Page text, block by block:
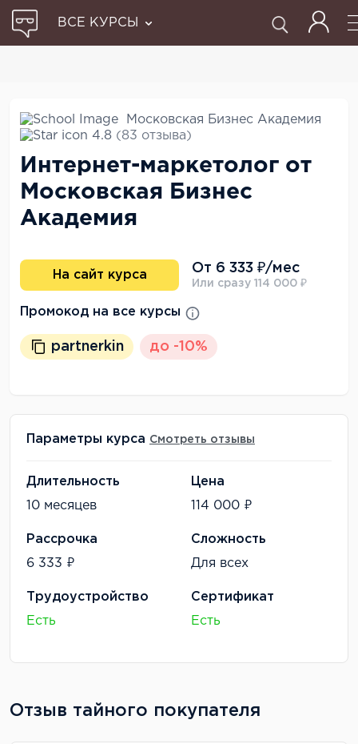
ВСЕ КУРСЫ
Московская Бизнес Академия
4.8 (83 отзыва)
Интернет-маркетолог от
Московская Бизнес
Академия
На сайт курса
От 6 333 ₽/мес
Или сразу 114 000 ₽
Промокод на все курсы
partnerkin до -10%
Параметры курса Смотреть отзывы
Длительность
10 месяцев
Цена
114 000 ₽
Рассрочка
6 333 ₽
Сложность
Для всех
Трудоустройство
Есть
Сертификат
Есть
Отзыв тайного покупателя